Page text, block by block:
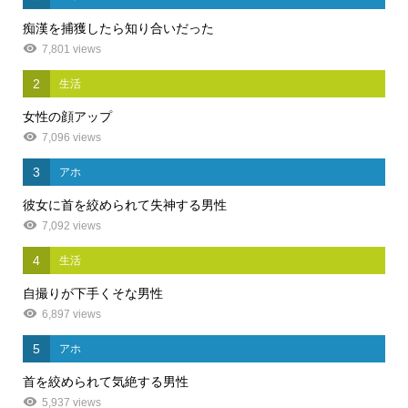
痴漢を捕獲したら知り合いだった
7,801 views
2 生活
女性の顔アップ
7,096 views
3 アホ
彼女に首を絞められて失神する男性
7,092 views
4 生活
自撮りが下手くそな男性
6,897 views
5 アホ
首を絞められて気絶する男性
5,937 views